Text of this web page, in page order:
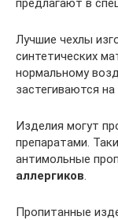
Лучшие чехлы
синтетических
нормальному
застегиваются
Изделия могут
препаратами.
антимольные
аллергиков
Пропитанные